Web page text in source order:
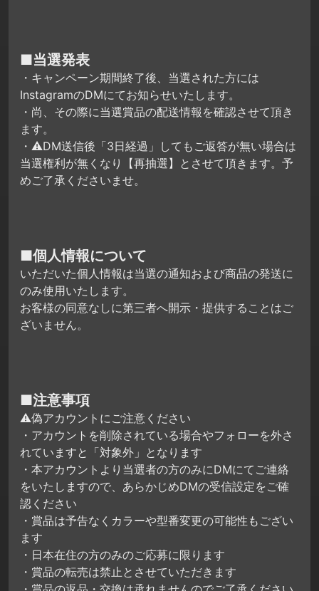
■当選発表
・キャンペーン期間終了後、当選された方には
InstagramのDMにてお知らせいたします。
・尚、その際に当選賞品の配送情報を確認させて頂き
ます。
・⚠DM送信後「3日経過」してもご返答が無い場合は
当選権利が無くなり【再抽選】とさせて頂きます。予
めご了承くださいませ。
■個人情報について
いただいた個人情報は当選の通知および商品の発送に
のみ使用いたします。
お客様の同意なしに第三者へ開示・提供することはご
ざいません。
■注意事項
⚠偽アカウントにご注意ください
・アカウントを削除されている場合やフォローを外さ
れていますと「対象外」となります
・本アカウントより当選者の方のみにDMにてご連絡
をいたしますので、あらかじめDMの受信設定をご確
認ください
・賞品は予告なくカラーや型番変更の可能性もござい
ます
・日本在住の方のみのご応募に限ります
・賞品の転売は禁止とさせていただきます